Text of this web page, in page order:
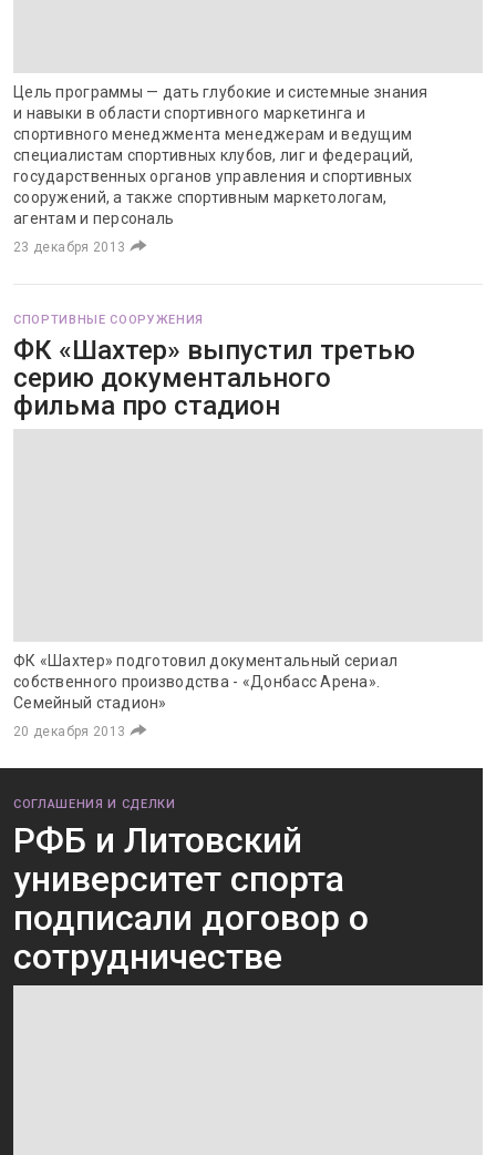
Цель программы — дать глубокие и системные знания
и навыки в области спортивного маркетинга и
спортивного менеджмента менеджерам и ведущим
специалистам спортивных клубов, лиг и федераций,
государственных органов управления и спортивных
сооружений, а также спортивным маркетологам,
агентам и персональ
23 декабря 2013
СПОРТИВНЫЕ СООРУЖЕНИЯ
ФК «Шахтер» выпустил третью
серию документального
фильма про стадион
ФК «Шахтер» подготовил документальный сериал
собственного производства - «Донбасс Арена».
Семейный стадион»
20 декабря 2013
СОГЛАШЕНИЯ И СДЕЛКИ
РФБ и Литовский
университет спорта
подписали договор о
сотрудничестве